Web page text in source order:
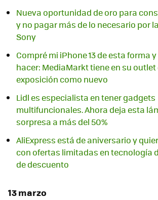
Nueva oportunidad de oro para
y no pagar más de lo necesario por
Sony
Compré mi iPhone 13 de esta forma
hacer: MediaMarkt tiene en su
exposición como nuevo
Lidl es especialista en tener gadgets
multifuncionales. Ahora deja esta
sorpresa a más del 50%
AliExpress está de aniversario y
con ofertas limitadas en tecnología
de descuento
13 marzo